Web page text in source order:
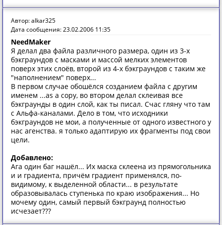
Автор: alkar325
Дата сообщения: 23.02.2006 11:35
NeedMaker
Я делал два файла различного размера, один из 3-х
бэкграундов с масками и массой мелких элементов
поверх этих слоёв, второй из 4-х бэкграундов с таким же
"наполнением" поверх...
В первом случае обошёлся созданием файла с другим
именем ...as a copy, во втором делал склеивая все
бэкграунды в один слой, как ты писал. Счас гляну что там
с Альфа-каналами. Дело в том, что исходники
бэкграундов не мои, а полученные от одного известного у
нас агенства. я только адаптирую их фрагменты под свои
цели.
Добавлено:
Ага один баг нашёл... Их маска склеена из прямогольника
и и градиента, причём градиент применялся, по-
видимому, к выделенной области... в результате
образовывалась ступенька по краю изображения... Но
мочему один, самый первый бэкграунд полностью
исчезает???